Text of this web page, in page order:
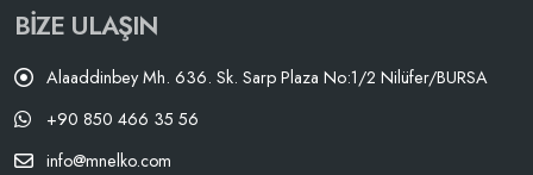
BIZE ULAŞIN
Alaaddinbey Mh. 636. Sk. Sarp Plaza No:1/2 Nilüfer/BURSA
+90 850 466 35 56
info@mnelko.com